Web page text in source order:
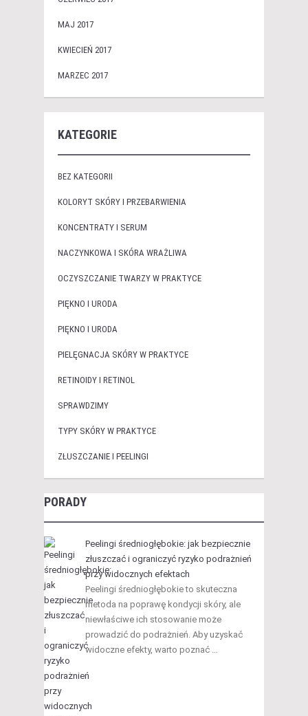
MAJ 2017
KWIECIEŃ 2017
MARZEC 2017
KATEGORIE
BEZ KATEGORII
KOLORYT SKÓRY I PRZEBARWIENIA
KONCENTRATY I SERUM
NACZYNKOWA I SKÓRA WRAŻLIWA
OCZYSZCZANIE TWARZY W PRAKTYCE
PIĘKNO I URODA
PIĘKNO I URODA
PIELĘGNACJA SKÓRY W PRAKTYCE
RETINOIDY I RETINOL
SPRAWDZIMY
TYPY SKÓRY W PRAKTYCE
ZŁUSZCZANIE I PEELINGI
PORADY
Peelingi średniogłębokie: jak bezpiecznie
złuszczać i ograniczyć ryzyko podrażnień
przy widocznych efektach
Peelingi średniogłębokie to skuteczna
metoda na poprawę kondycji skóry, ale
niewłaściwe ich stosowanie może
prowadzić do podrażnień. Aby uzyskać
widoczne efekty, warto poznać …